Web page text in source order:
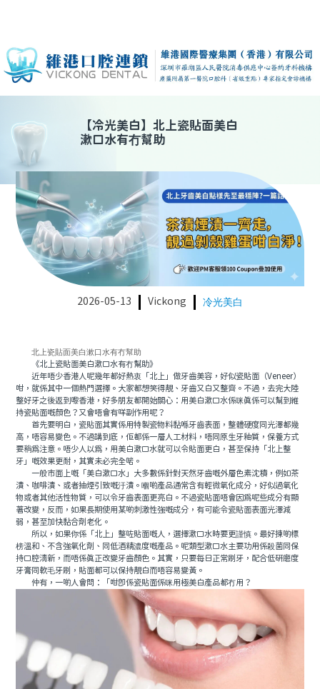
【冷光美白】 北上瓷貼面美白
漱口水有冇幫助
2026-05-13 Vickong 冷光美白
北上瓷貼面美白漱口水有冇幫助
《北上瓷貼面美白漱口水有冇幫助》
近年唔少香港人呢幾年都好熱衷「北上」做牙齒美容，好似瓷貼面（Veneer）
咁，就係其中一個熱門選擇。大家都想笑得靚、牙齒又白又整齊。不過，去完大陸
整好牙之後返到嚟香港，好多朋友都開始關心：用美白漱口水係咪真係可以幫到維
持瓷貼面嘅顏色？又會唔會有咩副作用呢？
首先要明白，瓷貼面其實係用特製瓷物料黏喺牙齒表面，整體硬度同光澤都幾
高，唔容易變色。不過講到底，佢都係一層人工材料，唔同原生牙釉質，保養方式
要稍為注意。唔少人以為，用美白漱口水就可以令貼面更白，甚至保持「北上整
牙」嘅效果更耐，其實未必完全啱。
一般市面上嘅「美白漱口水」大多數係針對天然牙齒嘅外層色素沈積，例如茶
漬、咖啡漬、或者抽煙引致嘅汙漬。嗰啲產品通常含有輕微氧化成分，好似過氧化
物或者其他活性物質，可以令牙齒表面更亮白。不過瓷貼面唔會因為呢些成分有顯
著改變，反而，如果長期使用某啲刺激性強嘅成分，有可能令瓷貼面表面光澤減
弱，甚至加快黏合劑老化。
所以，如果你係「北上」整咗貼面嘅人，選擇漱口水時要更謹慎。最好揀啲標
榜溫和、不含強氧化劑、同低酒精濃度嘅產品。呢類型漱口水主要功用係殺菌同保
持口腔清新，而唔係真正改變牙齒顏色。其實，只要每日正常刷牙，配合低研磨度
牙膏同軟毛牙刷，貼面都可以保持靚白而唔容易變黃。
仲有，一啲人會問：「咁即係瓷貼面係咪用極美白產品都冇用？